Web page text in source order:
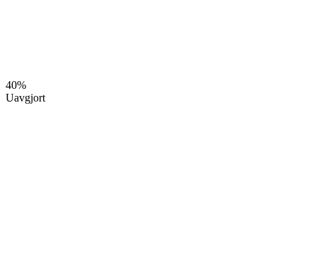
40%
Uavgjort